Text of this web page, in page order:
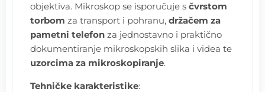
objektiva. Mikroskop se isporučuje s čvrstom
torbom za transport i pohranu, držačem za
pametni telefon za jednostavno i praktično
dokumentiranje mikroskopskih slika i videa te
uzorcima za mikroskopiranje.
Tehničke karakteristike: